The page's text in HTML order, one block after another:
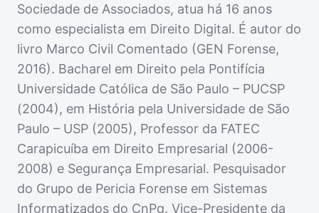
Sociedade de Associados, atua há 16 anos
como especialista em Direito Digital. É autor do
livro Marco Civil Comentado (GEN Forense,
2016). Bacharel em Direito pela Pontifícia
Universidade Católica de São Paulo – PUCSP
(2004), em História pela Universidade de São
Paulo – USP (2005), Professor da FATEC
Carapicuíba em Direito Empresarial (2006-
2008) e Segurança Empresarial. Pesquisador
do Grupo de Pericia Forense em Sistemas
Informatizados do CnPq. Vice-Presidente da